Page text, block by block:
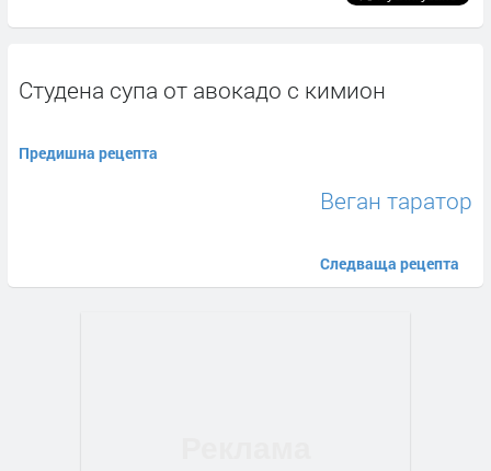
Студена супа от авокадо с кимион
Предишна рецепта
Веган таратор
Следваща рецепта